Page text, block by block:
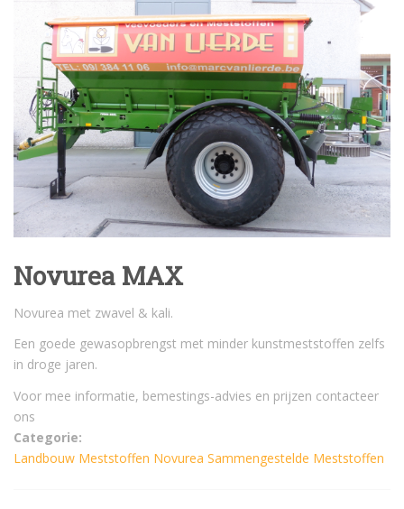
Novurea MAX
Novurea met zwavel & kali.
Een goede gewasopbrengst met minder kunstmeststoffen zelfs
in droge jaren.
Voor mee informatie, bemestings-advies en prijzen contacteer
ons
Categorie
Landbouw Meststoffen Novurea Sammengestelde Meststoffen